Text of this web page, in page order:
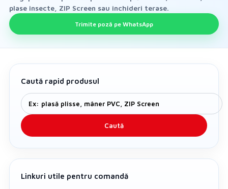
plase insecte, ZIP Screen sau închideri terase.
Trimite poză pe WhatsApp
Caută rapid produsul
Caută
Linkuri utile pentru comandă